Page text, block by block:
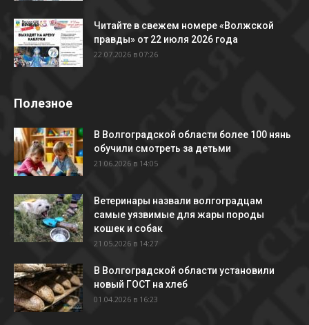
Читайте в свежем номере «Волжской
правды» от 22 июля 2026 года
22.07.2026 в 07:26
Полезное
В Волгоградской области более 100 нянь
обучили смотреть за детьми
21.06.2026 в 14:05
Ветеринары назвали волгоградцам
самые уязвимые для жары породы
кошек и собак
21.05.2026 в 14:27
В Волгоградской области установили
новый ГОСТ на хлеб
01.04.2026 в 16:23